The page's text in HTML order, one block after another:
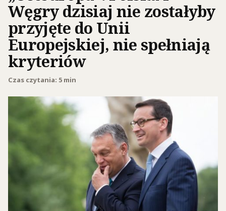
Węgry dzisiaj nie zostałyby
przyjęte do Unii
Europejskiej, nie spełniają
kryteriów
Czas czytania: 5 min